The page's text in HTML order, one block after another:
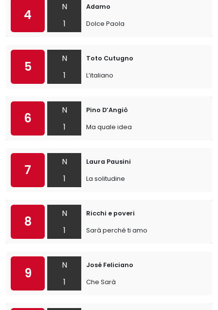
4
N
1
Adamo
Dolce Paola
5
N
1
Toto Cutugno
L’italiano
6
N
1
Pino D’Angiò
Ma quale idea
7
N
1
Laura Pausini
La solitudine
8
N
1
Ricchi e poveri
Sarà perché ti amo
9
N
1
José Feliciano
Che Sarà